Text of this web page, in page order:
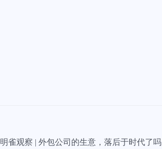
明雀观察 | 外包公司的生意，落后于时代了吗